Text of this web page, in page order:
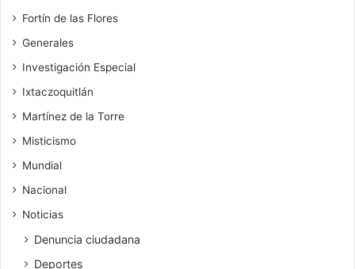
Fortín de las Flores
Generales
Investigación Especial
Ixtaczoquitlán
Martínez de la Torre
Misticismo
Mundial
Nacional
Noticias
Denuncia ciudadana
Deportes